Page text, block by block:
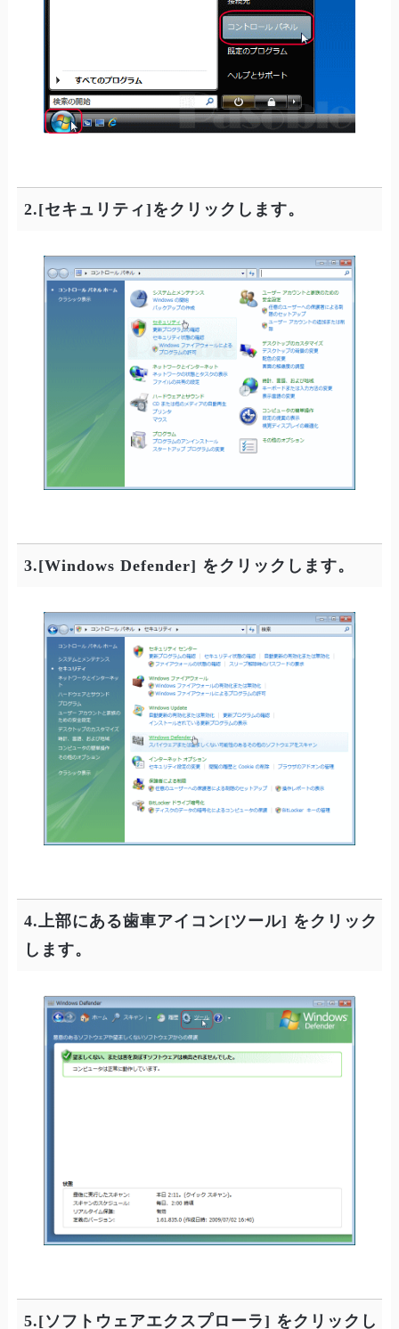
2.[セキュリティ]をクリックします。
3.[Windows Defender] をクリックします。
4.上部にある歯車アイコン[ツール] をクリック
します。
5.[ソフトウェアエクスプローラ] をクリックし